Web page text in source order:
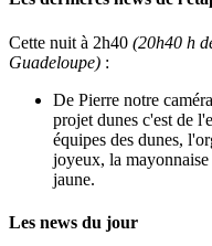
Cette nuit à 2h40 (20h40 h
Guadeloupe) :
De Pierre notre
projet dunes c'est de
équipes des dunes,
joyeux, la
jaune.
Les news du jour